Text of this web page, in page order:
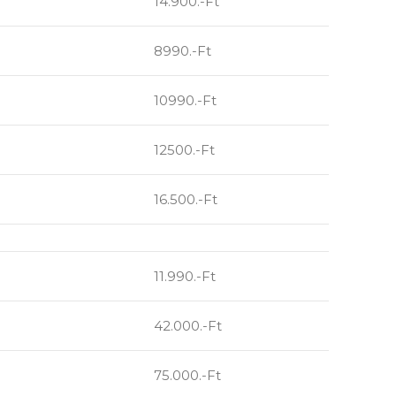
8990.-Ft
10990.-Ft
12500.-Ft
16.500.-Ft
11.990.-Ft
42.000.-Ft
75.000.-Ft